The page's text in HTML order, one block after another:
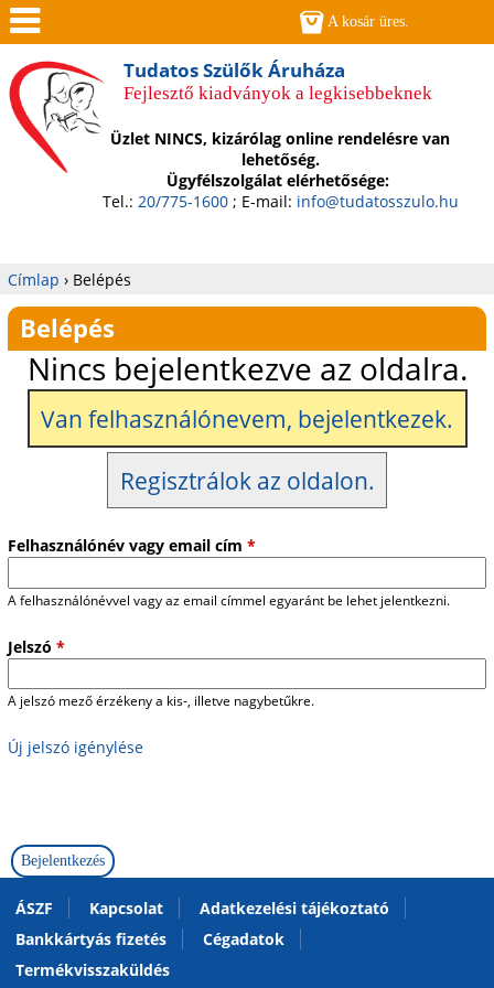
Jump to navigation
Tudatos Szülők Áruháza
Fejlesztő kiadványok a legkisebbeknek
Üzlet NINCS, kizárólag online rendelésre van
lehetőség.
Ügyfélszolgálat elérhetősége:
Tel.: 20/775-1600; E-mail: info@tudatosszulo.hu
Jelenlegi
hely
Címlap › Belépés
Belépés
Nincs bejelentkezve az oldalra.
Van felhasználónevem, bejelentkezek.
Regisztrálok az oldalon.
Felhasználónév vagy email cím *
A felhasználónévvel vagy az email címmel egyaránt be lehet jelentkezni.
Jelszó *
A jelszó mező érzékeny a kis-, illetve nagybetűkre.
Új jelszó igénylése
A kosár üres.
Men
ü
ÁSZF Kapcsolat
Adatkezelési tájékoztató
Bankkártyás fizetés
Cégadatok
Termékvisszaküldés